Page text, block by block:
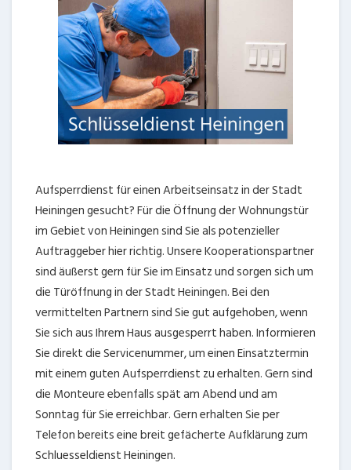
Aufsperrdienst für einen Arbeitseinsatz in der Stadt
Heiningen gesucht? Für die Öffnung der Wohnungstür
im Gebiet von Heiningen sind Sie als potenzieller
Auftraggeber hier richtig. Unsere Kooperationspartner
sind äußerst gern für Sie im Einsatz und sorgen sich um
die Türöffnung in der Stadt Heiningen. Bei den
vermittelten Partnern sind Sie gut aufgehoben, wenn
Sie sich aus Ihrem Haus ausgesperrt haben. Informieren
Sie direkt die Servicenummer, um einen Einsatztermin
mit einem guten Aufsperrdienst zu erhalten. Gern sind
die Monteure ebenfalls spät am Abend und am
Sonntag für Sie erreichbar. Gern erhalten Sie per
Telefon bereits eine breit gefächerte Aufklärung zum
Schluesseldienst Heiningen.